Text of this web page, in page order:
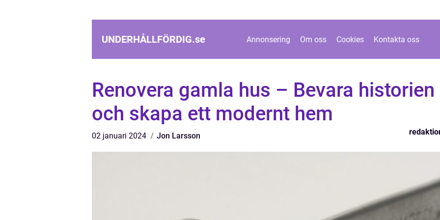
UNDERHÅLLFÖRDIG.se Annonsering Om oss Cookies Kontakta oss
Renovera gamla hus – Bevara historien
och skapa ett modernt hem
02 januari 2024 Jon Larsson